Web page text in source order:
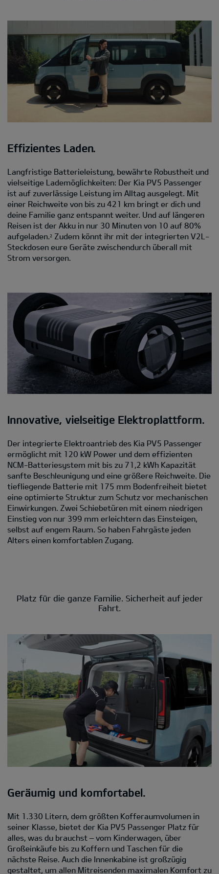
Effizientes Laden.
Langfristige Batterieleistung, bewährte Robustheit und
vielseitige Lademöglichkeiten: Der Kia PV5 Passenger
ist auf zuverlässige Leistung im Alltag ausgelegt. Mit
einer Reichweite von bis zu 421 km bringt er dich und
deine Familie ganz entspannt weiter. Und auf längeren
Reisen ist der Akku in nur 30 Minuten von 10 auf 80%
aufgeladen. 2 Zudem könnt ihr mit der integrierten V2L-
Steckdosen eure Geräte zwischendurch überall mit
Strom versorgen.
Innovative, vielseitige Elektroplattform.
Der integrierte Elektroantrieb des Kia PV5 Passenger
ermöglicht mit 120 kW Power und dem effizienten
NCM-Batteriesystem mit bis zu 71,2 kWh Kapazität
sanfte Beschleunigung und eine größere Reichweite. Die
tiefliegende Batterie mit 175 mm Bodenfreiheit bietet
eine optimierte Struktur zum Schutz vor mechanischen
Einwirkungen. Zwei Schiebetüren mit einem niedrigen
Einstieg von nur 399 mm erleichtern das Einsteigen,
selbst auf engem Raum. So haben Fahrgäste jeden
Alters einen komfortablen Zugang.
Platz für die ganze Familie. Sicherheit auf jeder
Fahrt.
Geräumig und komfortabel.
Mit 1.330 Litern, dem größten Kofferaumvolumen in
seiner Klasse, bietet der Kia PV5 Passenger Platz für
alles, was du brauchst – vom Kinderwagen, über
Großeinkäufe bis zu Koffern und Taschen für die
nächste Reise. Auch die Innenkabine ist großzügig
gestaltet, um allen Mitreisenden maximalen Komfort zu